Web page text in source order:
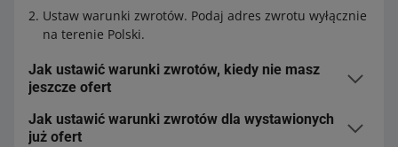
Ustaw warunki zwrotów. Podaj adres zwrotu wyłącznie
na terenie Polski.
Jak ustawić warunki zwrotów, kiedy nie masz
jeszcze ofert
Przejdź do zakładki Warunki zwrotówi kliknij [dodaj
warunki zwrotów].
Jak ustawić warunki zwrotów dla wystawionych
już ofert